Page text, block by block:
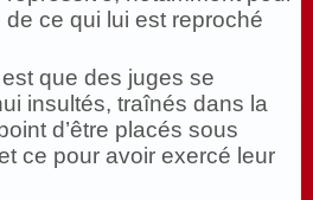
ce qui lui est reproché
que des juges se
insultés, traînés dans la
d’être placés sous
ce pour avoir exercé leur